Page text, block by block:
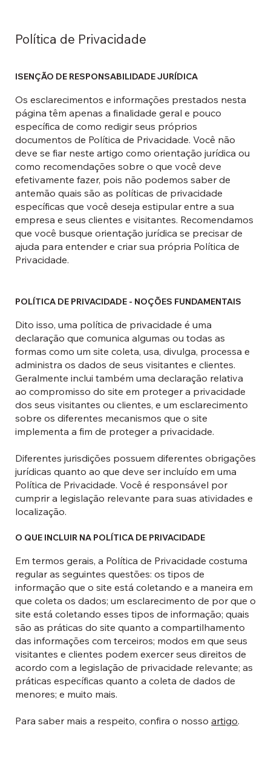
Política de Privacidade
ISENÇÃO DE RESPONSABILIDADE JURÍDICA
Os esclarecimentos e informações prestados nesta
página têm apenas a finalidade geral e pouco
específica de como redigir seus próprios
documentos de Política de Privacidade. Você não
deve se fiar neste artigo como orientação jurídica ou
como recomendações sobre o que você deve
efetivamente fazer, pois não podemos saber de
antemão quais são as políticas de privacidade
específicas que você deseja estipular entre a sua
empresa e seus clientes e visitantes. Recomendamos
que você busque orientação jurídica se precisar de
ajuda para entender e criar sua própria Política de
Privacidade.
POLÍTICA DE PRIVACIDADE - NOÇÕES FUNDAMENTAIS
Dito isso, uma política de privacidade é uma
declaração que comunica algumas ou todas as
formas como um site coleta, usa, divulga, processa e
administra os dados de seus visitantes e clientes.
Geralmente inclui também uma declaração relativa
ao compromisso do site em proteger a privacidade
dos seus visitantes ou clientes, e um esclarecimento
sobre os diferentes mecanismos que o site
implementa a fim de proteger a privacidade.
Diferentes jurisdições possuem diferentes obrigações
jurídicas quanto ao que deve ser incluído em uma
Política de Privacidade. Você é responsável por
cumprir a legislação relevante para suas atividades e
localização.
O QUE INCLUIR NA POLÍTICA DE PRIVACIDADE
Em termos gerais, a Política de Privacidade costuma
regular as seguintes questões: os tipos de
informação que o site está coletando e a maneira em
que coleta os dados; um esclarecimento de por que o
site está coletando esses tipos de informação; quais
são as práticas do site quanto a compartilhamento
das informações com terceiros; modos em que seus
visitantes e clientes podem exercer seus direitos de
acordo com a legislação de privacidade relevante; as
práticas específicas quanto a coleta de dados de
menores; e muito mais.
Para saber mais a respeito, confira o nossoartigo.